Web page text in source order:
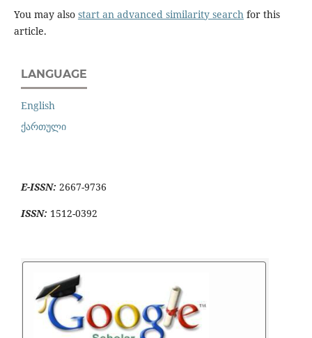
You may also start an advanced similarity search for this
article.
LANGUAGE
English
ქართული
E-ISSN: 2667-9736
ISSN: 1512-0392